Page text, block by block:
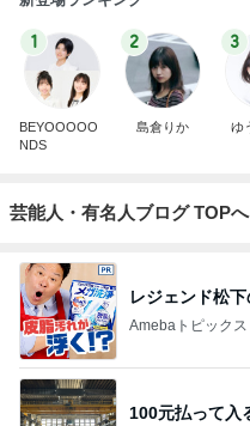
1
BEYOOOOO
NDS
2
島倉りか
3
ゆ
芸能人・有名人ブログ TOPへ
レジェンド松
Amebaトピックス
100元払って入